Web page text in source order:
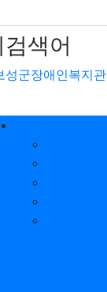
검색어
성군장애인복지관